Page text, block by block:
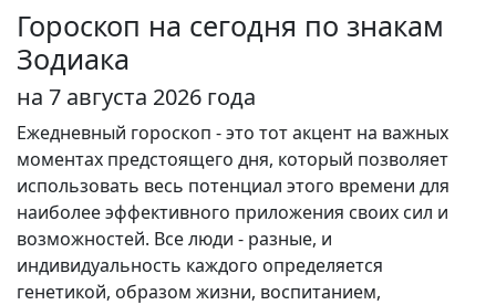
Гороскоп на сегодня по знакам
Зодиака
на 7 августа 2026 года
Ежедневный гороскоп - это тот акцент на важных
моментах предстоящего дня, который позволяет
использовать весь потенциал этого времени для
наиболее эффективного приложения своих сил и
возможностей. Все люди - разные, и
индивидуальность каждого определяется
генетикой, образом жизни, воспитанием,